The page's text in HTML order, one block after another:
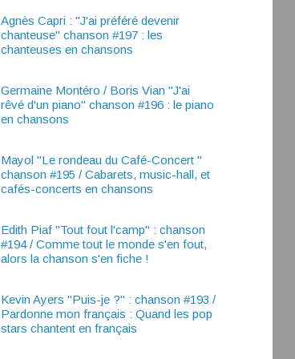
Agnès Capri : "J'ai préféré devenir
chanteuse" chanson #197 : les
chanteuses en chansons
Germaine Montéro / Boris Vian "J'ai
rêvé d'un piano" chanson #196 : le piano
en chansons
Mayol "Le rondeau du Café-Concert "
chanson #195 / Cabarets, music-hall, et
cafés-concerts en chansons
Edith Piaf "Tout fout l'camp" : chanson
#194 / Comme tout le monde s'en fout,
alors la chanson s'en fiche !
Kevin Ayers "Puis-je ?" : chanson #193 /
Pardonne mon français : Quand les pop
stars chantent en français